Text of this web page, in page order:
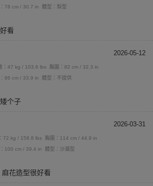
78 cm / 30.7 in
體型：梨型
看
2026-05-12
：47 kg / 103.6 lbs
胸圍：82 cm / 32.3 in
86 cm / 33.9 in
體型：不提供
个子
2026-03-31
72 kg / 158.8 lbs
胸圍：114 cm / 44.9 in
100 cm / 39.4 in
體型：沙漏型
花造型很好看